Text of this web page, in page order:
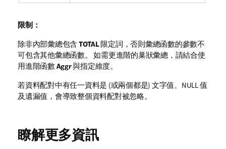
限制：
除非內部彙總包含 TOTAL限定詞，否則彙總函數的參數不
可包含其他彙總函數。 如需更進階的巢狀彙總，請結合使
用進階函數Aggr與指定維度。
若資料配對中有任一資料是 (或兩個都是) 文字值、 NULL值
及遺漏值，會導致整個資料配對被忽略。
瞭解更多資訊